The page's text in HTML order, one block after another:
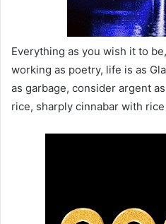
Everything as you wish it to
working as poetry, life is as
as garbage, consider argent
rice, sharply cinnabar with